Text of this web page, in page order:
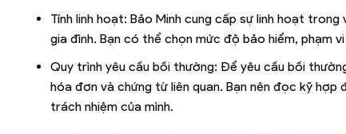
Tính linh hoạt: Bảo Minh cung cấp sự linh hoạt
gia đình. Bạn có thể chọn mức độ bảo hiểm, phạm
Quy trình yêu cầu bồi thường: Để yêu cầu bồi
hóa đơn và chứng từ liên quan. Bạn nên đọc kỹ
trách nhiệm của mình.